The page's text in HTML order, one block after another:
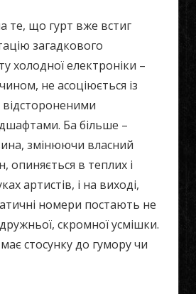
те, що гурт вже встиг
загадкового
холодної електроніки –
не асоціюється із
Ба більше –
змінюючи власний
опиняється в теплих і
артистів, і на виході,
номери постають не
скромної усмішки.
стосунку до гумору чи